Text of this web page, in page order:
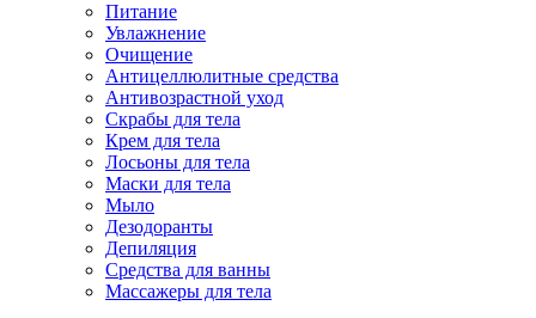
Питание
Увлажнение
Очищение
Антицеллюлитные средства
Антивозрастной уход
Скрабы для тела
Крем для тела
Лосьоны для тела
Маски для тела
Мыло
Дезодоранты
Депиляция
Средства для ванны
Массажеры для тела